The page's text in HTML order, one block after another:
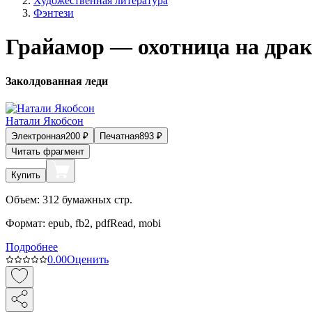
Фэнтези
Грайамор — охотница на
Заколдованная леди
Натали Якобсон
Электронная200 ₽ Печатная893 ₽
Читать фрагмент
Купить
Объем: 312 бумажных стр.
Формат: epub, fb2, pdfRead, mobi
Подробнее
0.00Оценить